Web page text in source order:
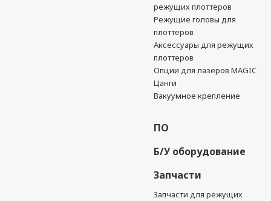
режущих плоттеров
Режущие головы для
плоттеров
Аксессуары для режущих
плоттеров
Опции для лазеров MAGIC
Цанги
Вакуумное крепление
ПО
Б/У оборудование
Запчасти
Запчасти для режущих